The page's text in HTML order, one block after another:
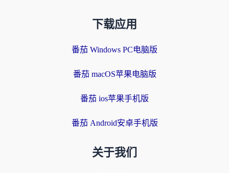
下载应用
番茄 Windows PC电脑版
番茄 macOS苹果电脑版
番茄 ios苹果手机版
番茄 Android安卓手机版
关于我们